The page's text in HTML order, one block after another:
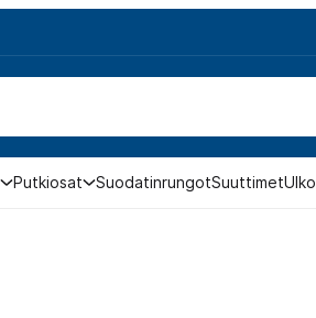
Putkiosat SuodatinrungotSuuttimet